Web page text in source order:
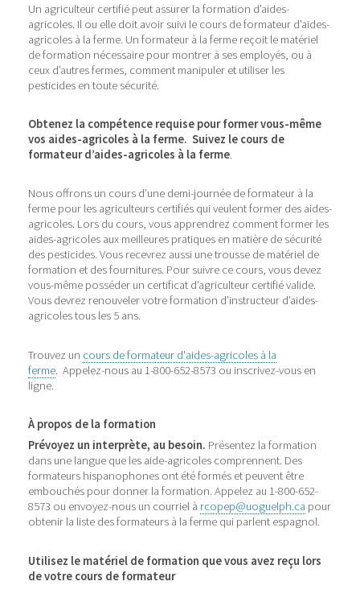
Un agriculteur certifié peut assurer la formation d’aides-
agricoles. Il ou elle doit avoir suivi le cours de formateur d’aides-
agricoles à la ferme. Un formateur à la ferme reçoit le matériel
de formation nécessaire pour montrer à ses employés, ou à
ceux d’autres fermes, comment manipuler et utiliser les
pesticides en toute sécurité.
Obtenez la compétence requise pour former vous-même
vos aides-agricoles à la ferme. Suivez le cours de
formateur d’aides-agricoles à la ferme.
Nous offrons un cours d’une demi-journée de formateur à la
ferme pour les agriculteurs certifiés qui veulent former des aides-
agricoles. Lors du cours, vous apprendrez comment former les
aides-agricoles aux meilleures pratiques en matière de sécurité
des pesticides. Vous recevrez aussi une trousse de matériel de
formation et des fournitures. Pour suivre ce cours, vous devez
vous-même posséder un certificat d’agriculteur certifié valide.
Vous devrez renouveler votre formation d’instructeur d’aides-
agricoles tous les 5 ans.
Trouvez un cours de formateur d'aides-agricoles à la
ferme. Appelez-nous au 1-800-652-8573 ou inscrivez-vous en
ligne.
À propos de la formation
Prévoyez un interprète, au besoin. Présentez la formation
dans une langue que les aide-agricoles comprennent. Des
formateurs hispanophones ont été formés et peuvent être
embouchés pour donner la formation. Appelez au 1-800-652-
8573 ou envoyez-nous un courriel à rcopep@uoguelph.ca pour
obtenir la liste des formateurs à la ferme qui parlent espagnol.
Utilisez le matériel de formation que vous avez reçu lors
de votre cours de formateur